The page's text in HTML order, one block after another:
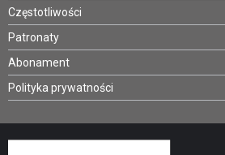
Częstotliwości
Patronaty
Abonament
Polityka prywatności